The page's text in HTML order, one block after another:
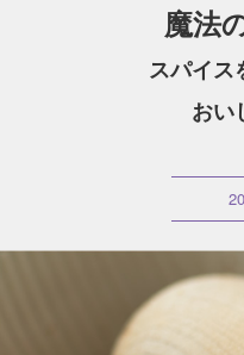
魔法
スパイス
おい